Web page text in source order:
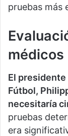
pruebas más
médicos
El presidente
Fútbol,
necesitaría
pruebas
era